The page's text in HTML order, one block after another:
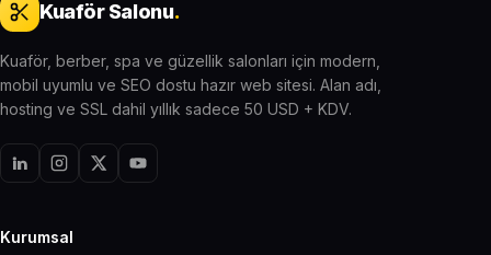
Kuaför Salonu.
Kuaför, berber, spa ve güzellik salonları için modern,
mobil uyumlu ve SEO dostu hazır web sitesi. Alan adı,
hosting ve SSL dahil yıllık sadece 50 USD + KDV.
Kurumsal